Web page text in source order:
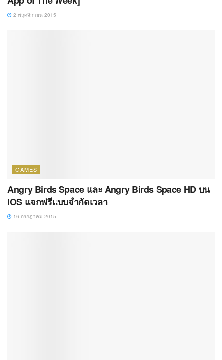
2 พฤศจิกายน 2015
GAMES
Angry Birds Space และ Angry Birds Space HD บน
iOS แจกฟรีแบบจำกัดเวลา
16 กรกฎาคม 2015